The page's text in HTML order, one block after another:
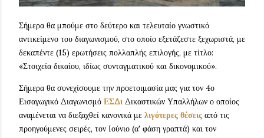
Σήμερα θα μπούμε στο δεύτερο και τελευταίο γνωστικό
αντικείμενο του διαγωνισμού, στο οποίο εξετάζεστε ξεχωριστά, με
δεκαπέντε (15) ερωτήσεις πολλαπλής επιλογής, με τίτλο:
«Στοιχεία δικαίου, ιδίως συνταγματικού και δικονομικού».
Σήμερα θα συνεχίσουμε την προετοιμασία μας για τον 4ο
Εισαγωγικό Διαγωνισμό ΕΣΔιΔικαστικών Υπαλλήλων ο οποίος
αναμένεται να διεξαχθεί κανονικά με λιγότερες θέσεις από τις
προηγούμενες σειρές, τον Ιούνιο (α' φάση γραπτά) και τον